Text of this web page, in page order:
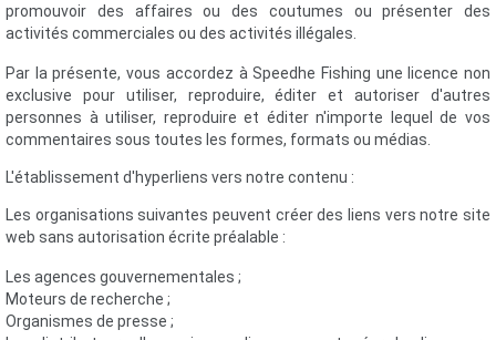
promouvoir des affaires ou des coutumes ou présenter des
activités commerciales ou des activités illégales.
Par la présente, vous accordez à Speedhe Fishing une licence non
exclusive pour utiliser, reproduire, éditer et autoriser d'autres
personnes à utiliser, reproduire et éditer n'importe lequel de vos
commentaires sous toutes les formes, formats ou médias.
L'établissement d'hyperliens vers notre contenu :
Les organisations suivantes peuvent créer des liens vers notre site
web sans autorisation écrite préalable :
Les agences gouvernementales ;
Moteurs de recherche ;
Organismes de presse ;